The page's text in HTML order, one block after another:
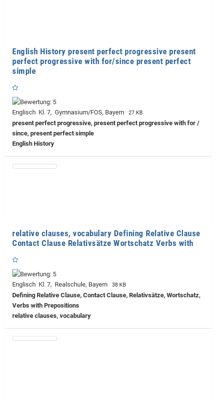
English History present perfect progressive present
perfect progressive with for/since present perfect
simple
Englisch Kl. 7, Gymnasium/FOS, Bayern 27 KB
present perfect progressive, present perfect progressive with for /
since, present perfect simple
English History
relative clauses, vocabulary Defining Relative Clause
Contact Clause Relativsätze Wortschatz Verbs with
Englisch Kl. 7, Realschule, Bayern 38 KB
Defining Relative Clause, Contact Clause, Relativsätze, Wortschatz,
Verbs with Prepositions
relative clauses, vocabulary